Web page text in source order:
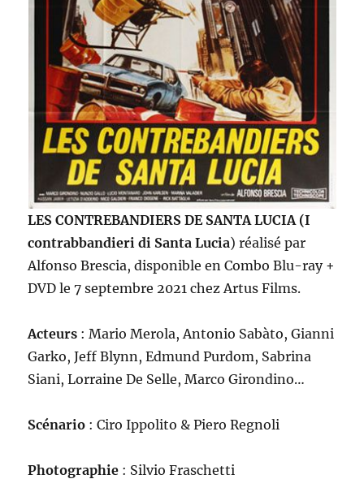
LES CONTREBANDIERS DE SANTA LUCIA (I
contrabbandieri di Santa Lucia) réalisé par
Alfonso Brescia, disponible en Combo Blu-ray +
DVD le 7 septembre 2021 chez Artus Films.
Acteurs : Mario Merola, Antonio Sabàto, Gianni
Garko, Jeff Blynn, Edmund Purdom, Sabrina
Siani, Lorraine De Selle, Marco Girondino…
Scénario : Ciro Ippolito & Piero Regnoli
Photographie : Silvio Fraschetti